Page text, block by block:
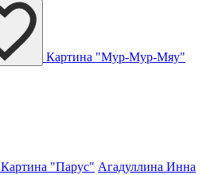
Картина "Мур-Мур-Мяу"
Картина "Парус" Агадуллина Инна